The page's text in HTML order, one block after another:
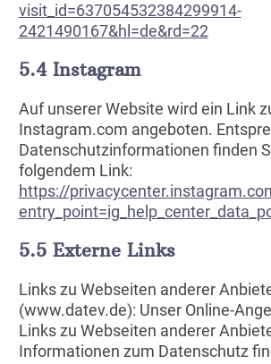
visit_id=637054532384299914-
2421490167&hl=de&rd=22
5.4 Instagram
Auf unserer Website wird ein Link
Instagram.com angeboten.
Datenschutzinformationen finden
folgendem Link:
https://
5.5 Externe Links
Links zu Webseiten anderer
(www.datev.de): Unser Online-
Links zu Webseiten anderer
Informationen zum Datenschutz